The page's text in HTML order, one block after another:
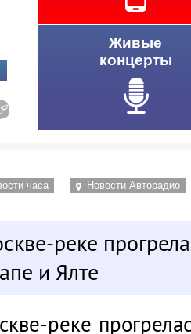
Живые
концерты
часа Новости Авторадио
реке
и Ялте
реке